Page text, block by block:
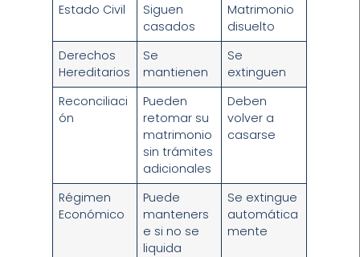
Estado Civil
Siguen
casados
Matrimonio
disuelto
Derechos
Hereditarios
Se
mantienen
Se
extinguen
Reconciliaci
ón
Pueden
retomar su
matrimonio
sin trámites
adicionales
Deben
volver a
casarse
Régimen
Económico
Puede
manteners
e si no se
liquida
Se extingue
automática
mente